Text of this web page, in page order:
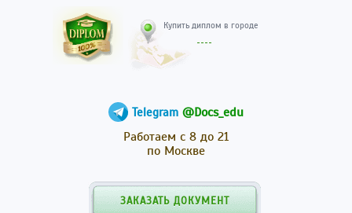
Telegram @Docs_edu
Работаем с 8 до 21
по Москве
ЗАКАЗАТЬ ДОКУМЕНТ